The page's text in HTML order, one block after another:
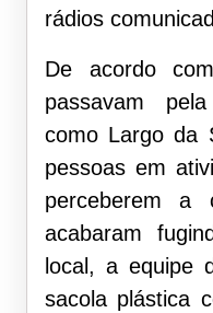
rádios
De acordo
passavam
como Largo da
pessoas em
perceberem a
acabaram
local, a equipe
sacola plástica